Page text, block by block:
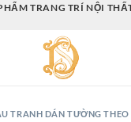
TRANG TRÍ NỘI
TRANH DÁN TƯỜNG